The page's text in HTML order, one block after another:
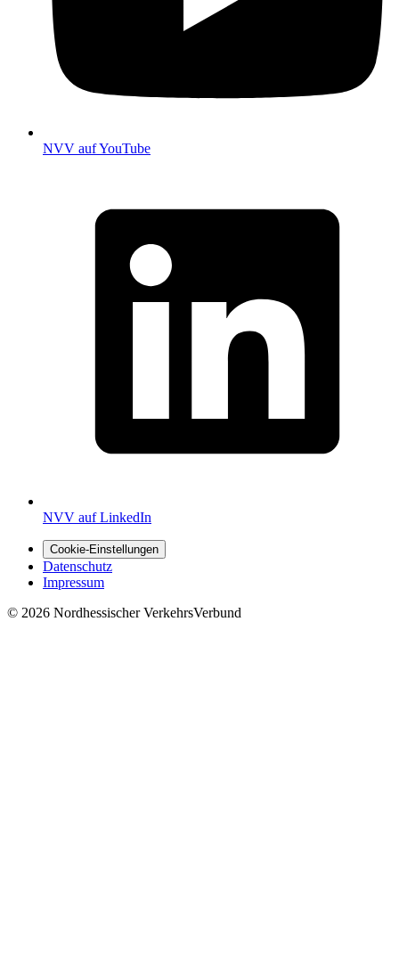
NVV auf YouTube
NVV auf LinkedIn
Cookie-Einstellungen
Datenschutz
Impressum
© 2026 Nordhessischer VerkehrsVerbund